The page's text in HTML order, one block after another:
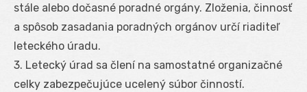
stále alebo dočasné poradné orgány. Zloženia, činnosť
a spôsob zasadania poradných orgánov určí riaditeľ
leteckého úradu.
3. Letecký úrad sa člení na samostatné organizačné
celky zabezpečujúce ucelený súbor činností.